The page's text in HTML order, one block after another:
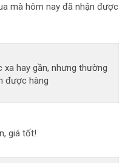
mà hôm nay đã nhận được
xa hay gần, nhưng thường
được hàng
giá tốt!